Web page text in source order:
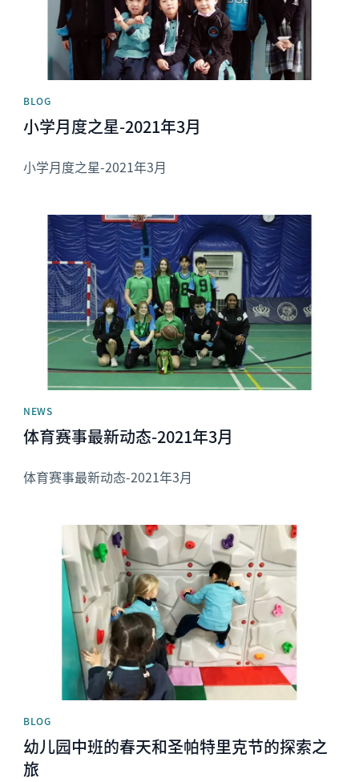
BLOG
小学月度之星-2021年3月
小学月度之星-2021年3月
News image
NEWS
体育赛事最新动态-2021年3月
体育赛事最新动态-2021年3月
News image
BLOG
幼儿园中班的春天和圣帕特里克节的探索之
旅